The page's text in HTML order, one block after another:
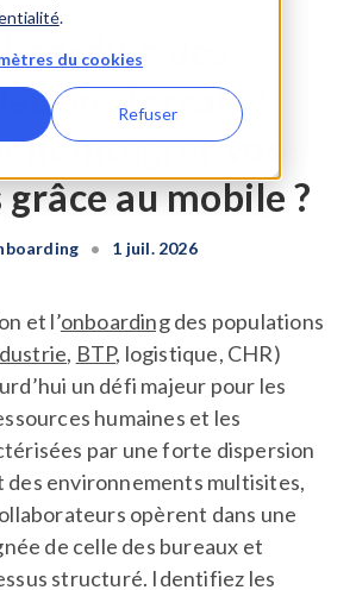
.
du cookies
Refuser
des
terrain :
intégrer vos
au mobile ?
• 1 juil. 2026
et l’onboardingdes populations
, BTP, logistique, CHR)
un défi majeur pour les
humaines et les
par une forte dispersion
des environnements multisites,
opèrent dans une
de celle des bureaux et
structuré. Identifiez les